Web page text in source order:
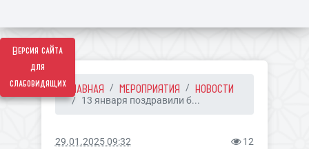
Версия сайта
для
слабовидящихГЛАВНАЯ МЕРОПРИЯТИЯ НОВОСТИ
13 января поздравили б...
29.01.2025 09:32 12